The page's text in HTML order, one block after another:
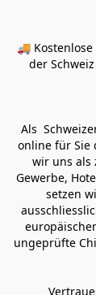
🚚
der
Als
online für Sie
wir uns als
Gewerbe,
setzen
ungeprüfte